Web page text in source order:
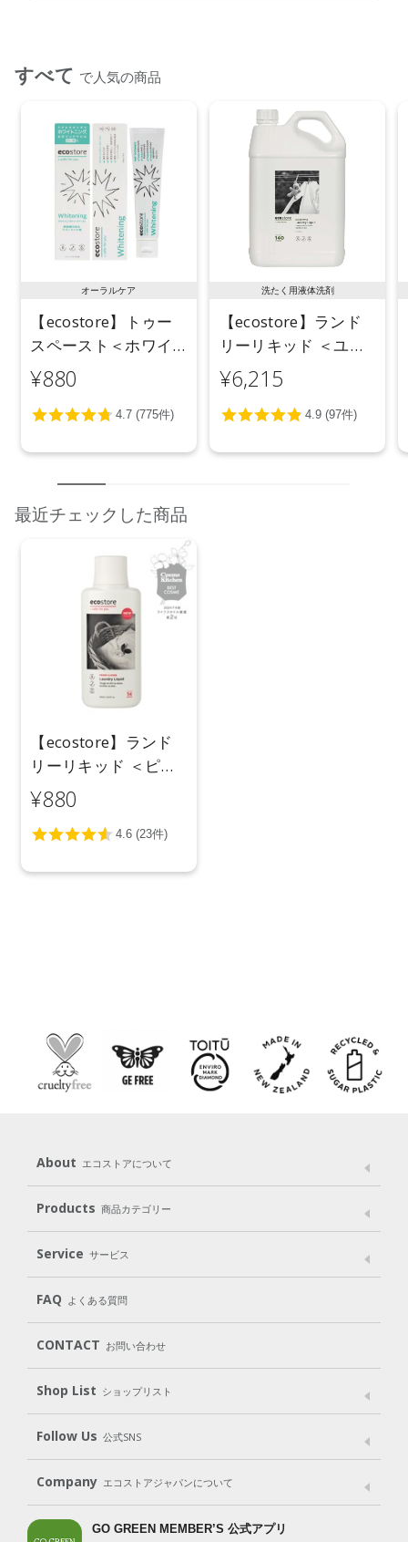
すべて で人気の商品
オーラルケア
【ecostore】トゥー
スペースト＜ホワイ
トニング＞ 100g
¥880
洗たく用液体洗剤
【ecostore】ランド
リーリキッド ＜ユー
カリ＞ 5L
¥6,215
最近チェックした商品
【ecostore】ランド
リーリキッド ＜ピオ
ニー＆ローズ＞
500mL
¥880
About エコストアについて
メッセージ ブランドストーリー
パッケージへのこだわり
動物実験をしない
Products 商品カテゴリー
Laundry
Cleaning Baby Kids
Body（ボディ） Hair（ヘア） Oral care（オーラルケア）
Goods （グッズ）
Gift set
Service サービス
User Guide
Subscription（定期便）
FAQ よくある質問
CONTACT お問い合わせ
Shop List ショップリスト
Shop List
Follow Us 公式SNS
LINE＠ Instagram Facebook
Company エコストアジャパンについて
会社案内 ご利用規約 プライバシーポリシー
GO GREEN MEMBER’S 公式アプリ